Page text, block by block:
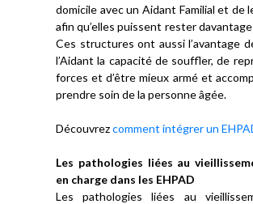
domicile avec un Aidant Familial et de
afin qu’elles puissent rester
Ces structures ont aussi l’avantage
l’Aidant la capacité de souffler, de
forces et d’être mieux armé et
prendre soin de la personne âgée.
Découvrezcomment intégrer un
Les pathologies liées au
en charge dans les EHPAD
Les pathologies liées au